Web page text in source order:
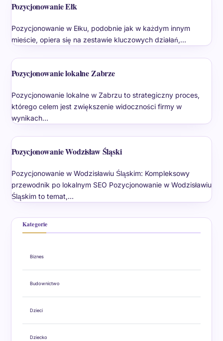
Pozycjonowanie Ełk
Pozycjonowanie w Ełku, podobnie jak w każdym innym
mieście, opiera się na zestawie kluczowych działań,…
Pozycjonowanie lokalne Zabrze
Pozycjonowanie lokalne w Zabrzu to strategiczny proces,
którego celem jest zwiększenie widoczności firmy w
wynikach…
Pozycjonowanie Wodzisław Śląski
Pozycjonowanie w Wodzisławiu Śląskim: Kompleksowy
przewodnik po lokalnym SEO Pozycjonowanie w Wodzisławiu
Śląskim to temat,…
Kategorie
Biznes
Budownictwo
Dzieci
Dziecko